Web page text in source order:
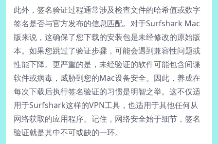
此外，签名验证过程通常涉及检查文件的哈希值或数字
签名是否与官方发布的信息匹配。对于Surfshark Mac
版来说，这确保了您下载的安装包是未经修改的原始版
本。如果您跳过了验证步骤，可能会遇到兼容性问题或
性能下降。更严重的是，未经验证的软件可能包含间谍
软件或病毒，威胁到您的Mac设备安全。因此，养成在
每次下载后执行签名验证的习惯是明智之举。这不仅适
用于Surfshark这样的VPN工具，也适用于其他任何从
网络获取的应用程序。记住，网络安全始于细节，签名
验证就是其中不可或缺的一环。